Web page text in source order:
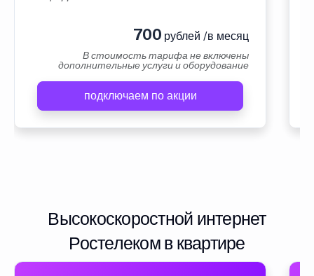
700 рублей /в месяц
В стоимость тарифа не включены
дополнительные услуги и оборудование
подключаем по акции
Высокоскоростной интернет
Ростелеком в квартире